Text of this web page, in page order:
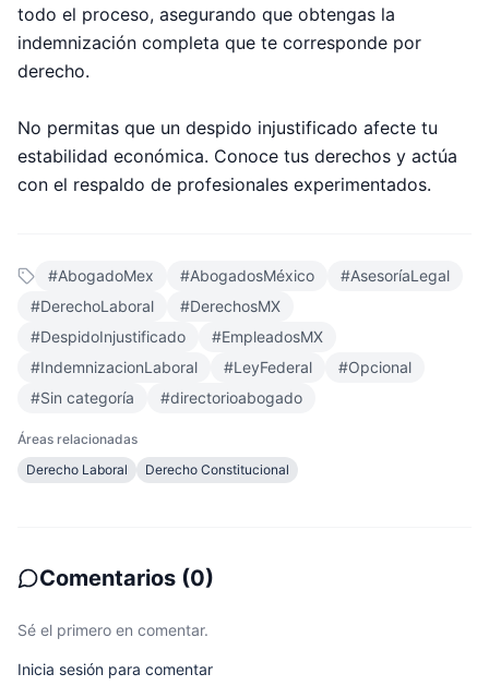
todo el proceso, asegurando que obtengas la
indemnización completa que te corresponde por
derecho.
No permitas que un despido injustificado afecte tu
estabilidad económica. Conoce tus derechos y actúa
con el respaldo de profesionales experimentados.
#AbogadoMex #AbogadosMéxico #AsesoríaLegal
#DerechoLaboral #DerechosMX
#DespidoInjustificado #EmpleadosMX
#IndemnizacionLaboral #LeyFederal #Opcional
#Sin categoría #directorioabogado
Áreas relacionadas
Derecho Laboral
Derecho Constitucional
Comentarios (0)
Sé el primero en comentar.
Inicia sesión para comentar